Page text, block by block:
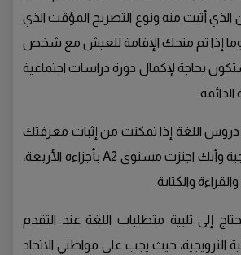
الذي أتيت منه ونوع التصريح المؤقت الذي
إذا تم منحك الإقامة للعيش مع شخص
بحاجة لإكمال دورة دراسات اجتماعية
اللغة إذا تمكنت من إثبات معرفتك
الكافية باللغة النرويجية وأنك اجتزت مستوى A2 بأجزاءه الأربعة،
والكتابة.
إلى تلبية متطلبات اللغة عند التقدم
النرويجية، حيث يجب على مواطني الاتحاد